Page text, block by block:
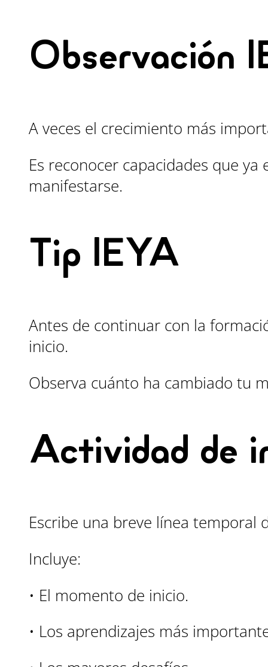
Observación
A veces el crecimiento más
Es reconocer capacidades que
manifestarse.
Tip IEYA
Antes de continuar con la
inicio.
Observa cuánto ha cambiado tu
Actividad de
Escribe una breve línea
Incluye:
• El momento de inicio.
• Los aprendizajes más